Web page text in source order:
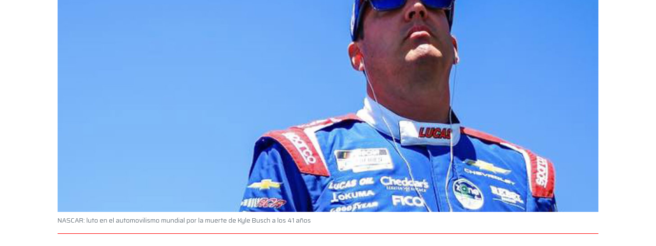
NASCAR: luto en el automovilismo mundial por la muerte de Kyle Busch a los 41 años